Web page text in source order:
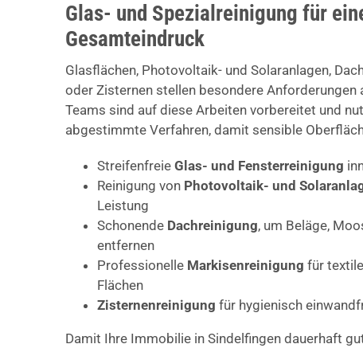
Glas- und Spezialreinigung für
Gesamteindruck
Glasflächen, Photovoltaik- und Solaranlagen,
oder Zisternen stellen besondere Anforderungen
Teams sind auf diese Arbeiten vorbereitet und
abgestimmte Verfahren, damit sensible
Streifenfreie Glas- und Fensterreinigung
Reinigung von Photovoltaik- und
Leistung
Schonende Dachreinigung, um Beläge,
entfernen
Professionelle Markisenreinigung für
Flächen
Zisternenreinigung für hygienisch
Damit Ihre Immobilie in Sindelfingen dauerhaft